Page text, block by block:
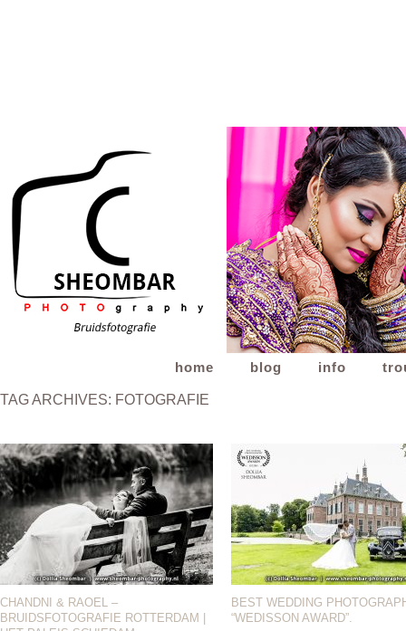
home blog info
TAG ARCHIVES: FOTOGRAFIE
CHANDNI & RAOEL –
BRUIDSFOTOGRAFIE ROTTERDAM |
BEST WEDDING
“WEDISSON AWARD”.